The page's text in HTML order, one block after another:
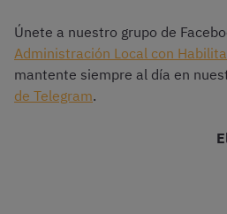
Únete a nuestro grupo de
Administración Local con
mantente siempre al día en
de Telegram.